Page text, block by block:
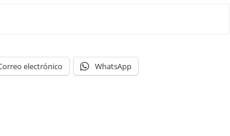
electrónico WhatsApp